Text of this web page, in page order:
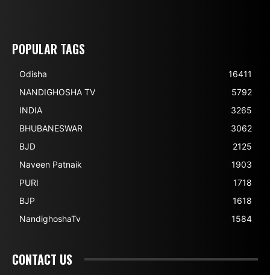
POPULAR TAGS
Odisha
16411
NANDIGHOSHA TV
5792
INDIA
3265
BHUBANESWAR
3062
BJD
2125
Naveen Patnaik
1903
PURI
1718
BJP
1618
NandighoshaTv
1584
CONTACT US